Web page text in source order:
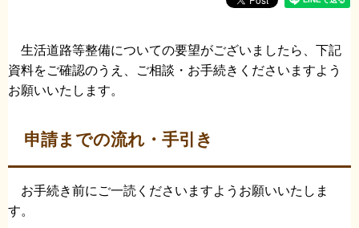
生活道路等整備についての要望がございましたら、下記
資料をご確認のうえ、ご相談・お手続きくださいますよう
お願いいたします。
申請までの流れ・手引き
お手続き前にご一読くださいますようお願いいたしま
す。